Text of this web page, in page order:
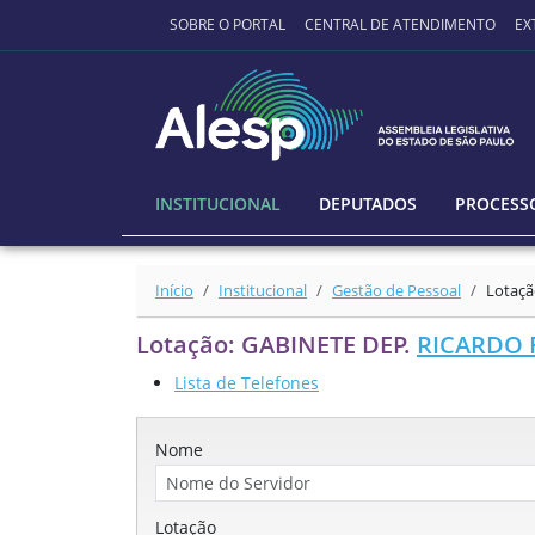
Ir para o conteúdo principal
SOBRE O PORTAL CENTRAL DE ATENDIMENTO
INSTITUCIONAL DEPUTADOS
Início Institucional Gestão de Pessoal
Lotação: GABINETE DEP. RICARDO
Lista de Telefones
Nome
Lotação